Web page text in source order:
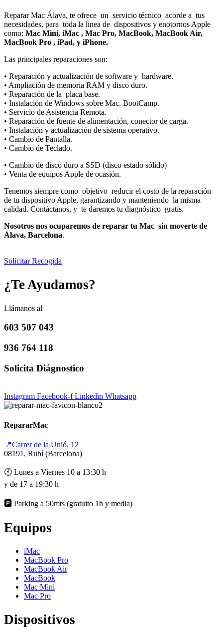
Reparar Mac Álava, te ofrece un servicio técnico acorde a tus
necesidades, para toda la linea de dispositivos y enotornos Apple
como: Mac Mini, iMac , Mac Pro, MacBook, MacBook Air,
MacBook Pro , iPad, y iPhone.
Las principales reparaciones son:
• Reparación y actualización de software y hardware.
• Ampliación de memoria RAM y disco duro.
• Reparación de la placa base.
• Instalación de Windows sobre Mac. BootCamp.
• Servicio de Asistencia Remota.
• Reparación de fuente de alimentación, conector de carga.
• Instalación y actualización de sistema operativo.
• Cambio de Pantalla.
• Cambio de Teclado.
• Cambio de disco duro a SSD (disco estado sólido)
• Venta de equipos Apple de ocasión.
Tenemos siempre como objetivo reducir el costo de la reparación
de tu dispositivo Apple, garantizando y manteniendo la misma
calidad. Contáctanos, y te daremos tu diagnóstico gratis.
Nosotros nos ocuparemos de reparar tu Mac sin moverte de
Álava, Barcelona.
Solicitar Recogida
¿Te Ayudamos?
Llámanos al
603 507 043
936 764 118
Solicita Diágnostico
Instagram Facebook-f Linkedin Whatsapp
RepararMac
📍Carrer de la Unió, 12
08191, Rubí (Barcelona)
🕙 Lunes a Viernes 10 a 13:30 h
y de 17 a 19:30 h
🅿️ Parking a 50mts (gratuito 1h y media)
Equipos
iMac
MacBook Pro
MacBook Air
MacBook
Mac Mini
Mac Pro
Dispositivos